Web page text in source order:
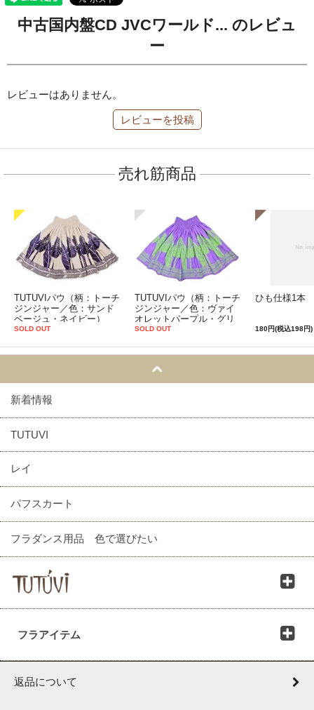
中古国内盤CD JVCワールド... のレビュ
ー
レビューはありません。
レビューを投稿
売れ筋商品
TUTUVIパウ（柄：トーチ
ジンジャー／色：サンド
ベージュ・ネイビー）
SOLD OUT
TUTUVIパウ（柄：トーチ
ジンジャー／色：ヴァイ
オレットパープル・グリ
ーン）
SOLD OUT
ひも仕様1本
180円(税込198円)
新着情報
TUTUVI
レイ
パフスカート
フラダンス用品 色で選びたい
フラアイテム
返品について